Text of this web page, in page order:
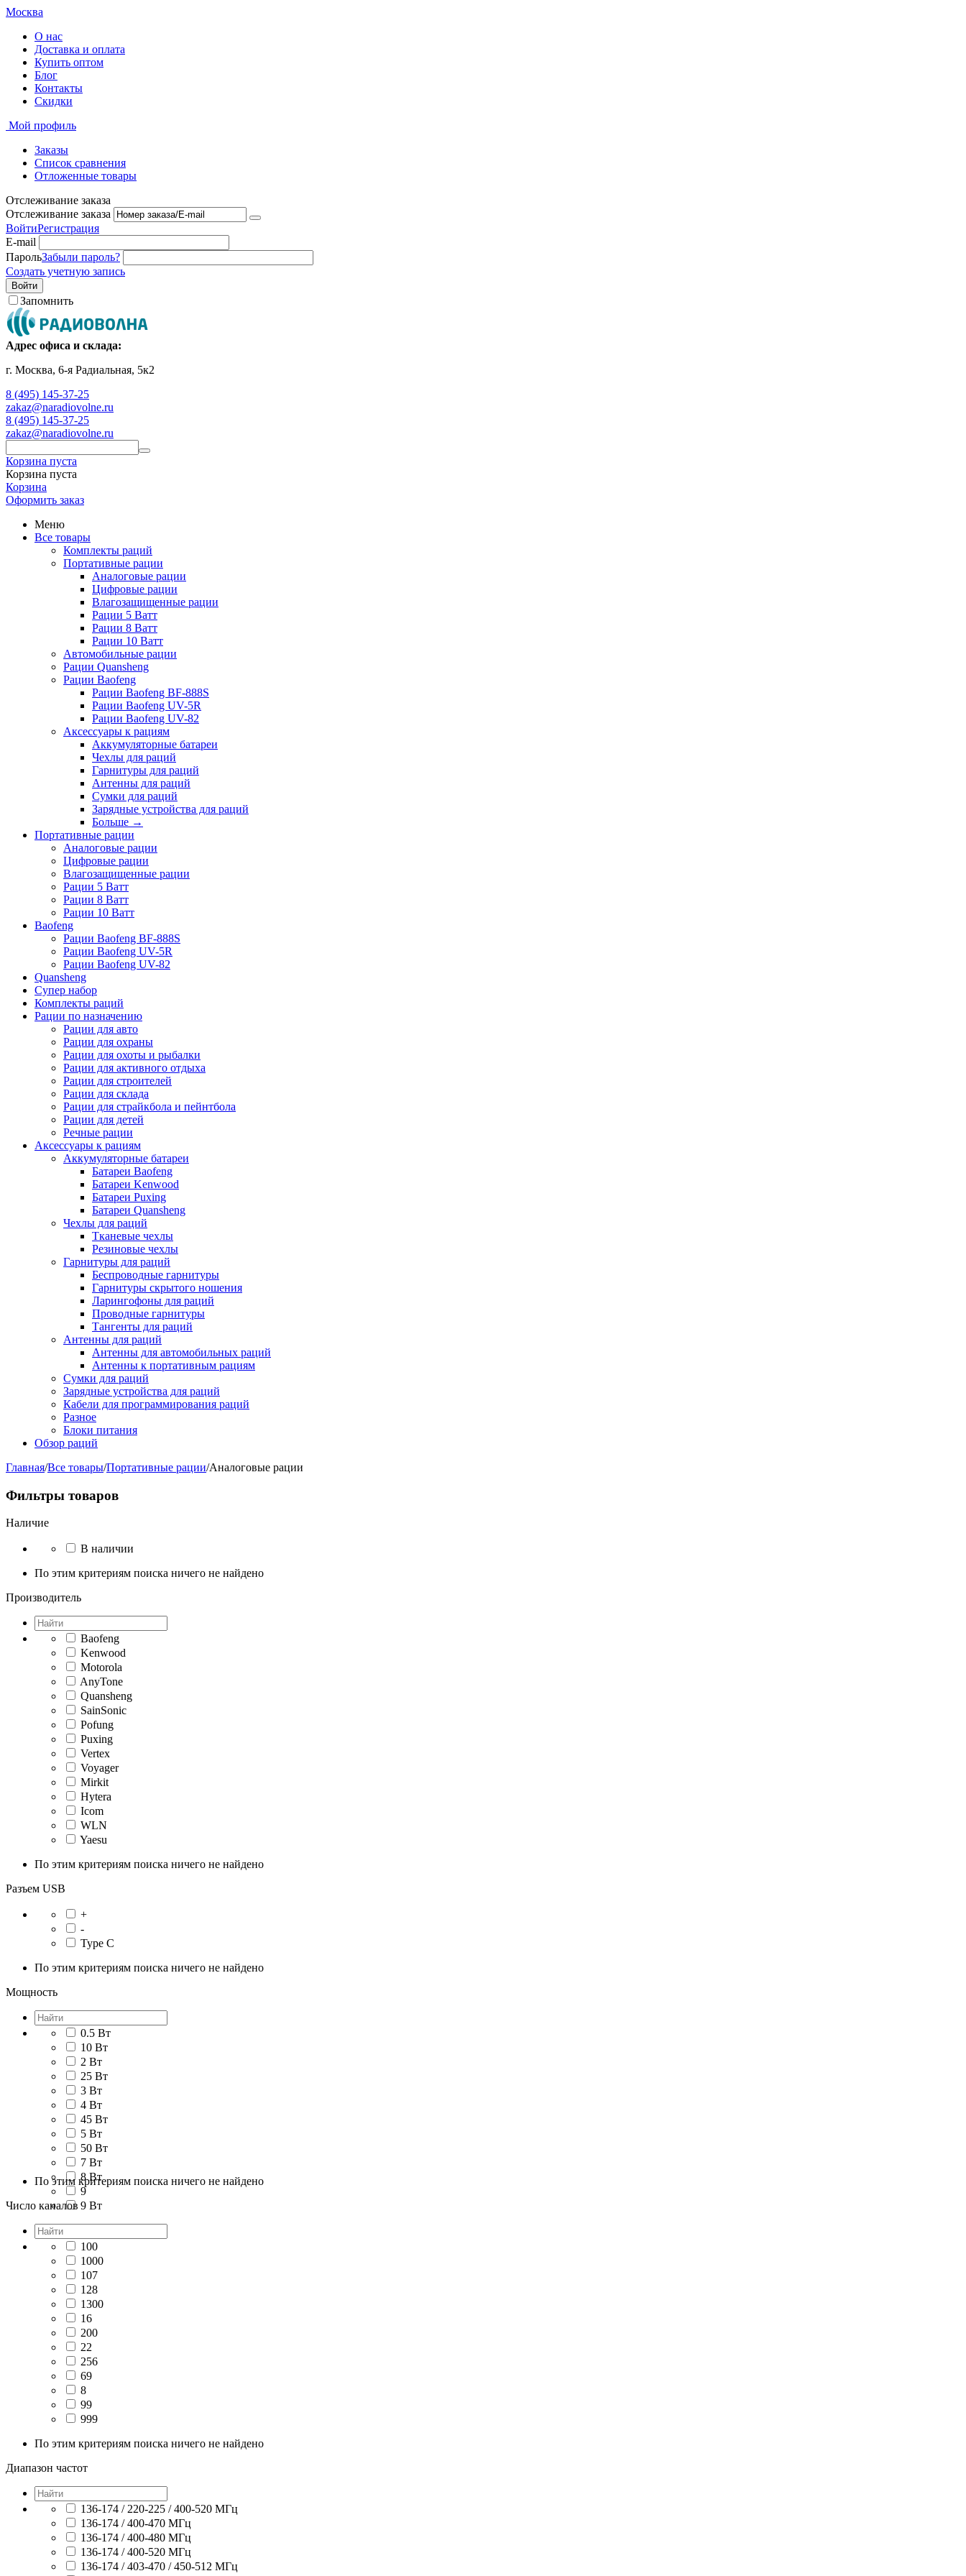
Москва
О нас
Доставка и оплата
Купить оптом
Блог
Контакты
Скидки
Мой профиль
Заказы
Список сравнения
Отложенные товары
Отслеживание заказа
Отслеживание заказа
ВойтиРегистрация
E-mail
ПарольЗабыли пароль?
Создать учетную запись
Войти
Запомнить
Адрес офиса и склада:
г. Москва, 6-я Радиальная, 5к2
8 (495) 145-37-25
zakaz@naradiovolne.ru
8 (495) 145-37-25
zakaz@naradiovolne.ru
Корзина пуста
Корзина пуста
Корзина
Оформить заказ
Меню
Все товары
Комплекты раций
Портативные рации
Аналоговые рации
Цифровые рации
Влагозащищенные рации
Рации 5 Ватт
Рации 8 Ватт
Рации 10 Ватт
Автомобильные рации
Рации Quansheng
Рации Baofeng
Рации Baofeng BF-888S
Рации Baofeng UV-5R
Рации Baofeng UV-82
Аксессуары к рациям
Аккумуляторные батареи
Чехлы для раций
Гарнитуры для раций
Антенны для раций
Сумки для раций
Зарядные устройства для раций
Больше →
Портативные рации
Аналоговые рации
Цифровые рации
Влагозащищенные рации
Рации 5 Ватт
Рации 8 Ватт
Рации 10 Ватт
Baofeng
Рации Baofeng BF-888S
Рации Baofeng UV-5R
Рации Baofeng UV-82
Quansheng
Супер набор
Комплекты раций
Рации по назначению
Рации для авто
Рации для охраны
Рации для охоты и рыбалки
Рации для активного отдыха
Рации для строителей
Рации для склада
Рации для страйкбола и пейнтбола
Рации для детей
Речные рации
Аксессуары к рациям
Аккумуляторные батареи
Батареи Baofeng
Батареи Kenwood
Батареи Puxing
Батареи Quansheng
Чехлы для раций
Тканевые чехлы
Резиновые чехлы
Гарнитуры для раций
Беспроводные гарнитуры
Гарнитуры скрытого ношения
Ларингофоны для раций
Проводные гарнитуры
Тангенты для раций
Антенны для раций
Антенны для автомобильных раций
Антенны к портативным рациям
Сумки для раций
Зарядные устройства для раций
Кабели для программирования раций
Разное
Блоки питания
Обзор раций
Главная/Все товары/Портативные рации/Аналоговые рации
Фильтры товаров
Наличие
В наличии
По этим критериям поиска ничего не найдено
Производитель
Baofeng
Kenwood
Motorola
AnyTone
Quansheng
SainSonic
Pofung
Puxing
Vertex
Voyager
Mirkit
Hytera
Icom
WLN
Yaesu
По этим критериям поиска ничего не найдено
Разъем USB
+
-
Type C
По этим критериям поиска ничего не найдено
Мощность
0.5 Вт
10 Вт
2 Вт
25 Вт
3 Вт
4 Вт
45 Вт
5 Вт
50 Вт
7 Вт
8 Вт
9
9 Вт
По этим критериям поиска ничего не найдено
Число каналов
100
1000
107
128
1300
16
200
22
256
69
8
99
999
По этим критериям поиска ничего не найдено
Диапазон частот
136-174 / 220-225 / 400-520 МГц
136-174 / 400-470 МГц
136-174 / 400-480 МГц
136-174 / 400-520 МГц
136-174 / 403-470 / 450-512 МГц